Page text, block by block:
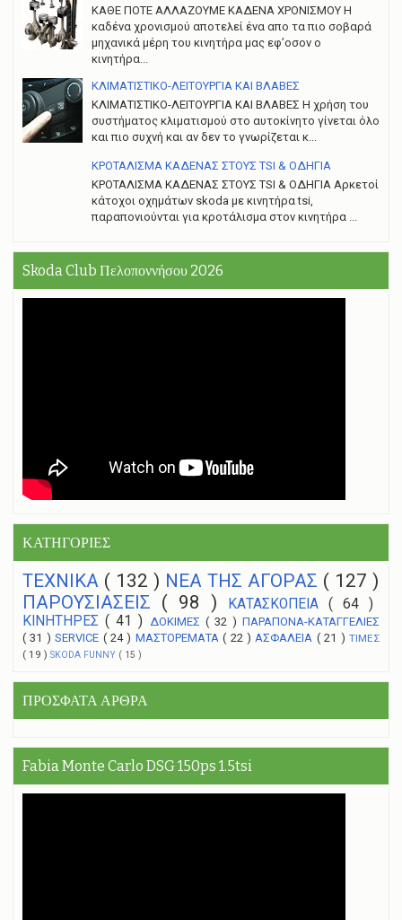
ΚΑΘΕ ΠΟΤΕ ΑΛΛΑΖΟΥΜΕ ΚΑΔΕΝΑ ΧΡΟΝΙΣΜΟΥ Η
καδένα χρονισμού αποτελεί ένα απο τα πιο σοβαρά
μηχανικά μέρη του κινητήρα μας εφ’οσον ο
κινητήρα...
ΚΛΙΜΑΤΙΣΤΙΚΟ-ΛΕΙΤΟΥΡΓΙΑ ΚΑΙ ΒΛΑΒΕΣ
ΚΛΙΜΑΤΙΣΤΙΚΟ-ΛΕΙΤΟΥΡΓΙΑ ΚΑΙ ΒΛΑΒΕΣ H χρήση του
συστήματος κλιματισμού στο αυτοκίνητο γίνεται όλο
και πιο συχνή και αν δεν το γνωρίζεται κ...
ΚΡΟΤΑΛΙΣΜΑ ΚΑΔΕΝΑΣ ΣΤΟΥΣ TSI & ΟΔΗΓΙΑ
ΚΡΟΤΑΛΙΣΜΑ ΚΑΔΕΝΑΣ ΣΤΟΥΣ TSI & ΟΔΗΓΙΑ Αρκετοί
κάτοχοι οχημάτων skoda με κινητήρα tsi,
παραπονιούνται για κροτάλισμα στον κινητήρα ...
Skoda Club Πελοποννήσου 2026
ΚΑΤΗΓΟΡΙΕΣ
ΤΕΧΝΙΚΑ ( 132 ) NEA THΣ ΑΓΟΡΑΣ ( 127 )
ΠΑΡΟΥΣΙΑΣΕΙΣ ( 98 ) ΚΑΤΑΣΚΟΠΕΙΑ ( 64 )
ΚΙΝΗΤΗΡΕΣ( 41 ) ΔΟΚΙΜΕΣ ( 32 ) ΠΑΡΑΠΟΝΑ-ΚΑΤΑΓΓΕΛΙΕΣ
( 31 )SERVICE ( 24 ) ΜΑΣΤΟΡΕΜΑΤΑ( 22 )ΑΣΦΑΛΕΙΑ ( 21 )ΤΙΜΕΣ
( 19 ) SKODA FUNNY ( 15 )
ΠΡΟΣΦΑΤΑ ΑΡΘΡΑ
Fabia Monte Carlo DSG 150ps 1.5tsi